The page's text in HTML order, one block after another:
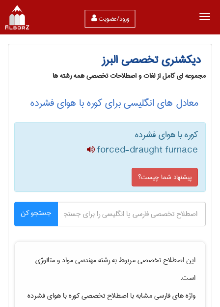
ورود/عضویت
دیکشنری تخصصی البرز
مجموعه ای کامل از لغات و اصطلاحات تخصصی همه رشته ها
معادل های انگلیسی برای کوره با هوای فشرده
کوره با هوای فشرده
forced-draught furnace
پیشنهاد شما چیست؟
جستجو کن
این اصطلاح تخصصی مربوط به رشتهمهندسی مواد و متالوژی
است.
واژه های فارسی مشابه با اصطلاح تخصصیکوره با هوای فشرده